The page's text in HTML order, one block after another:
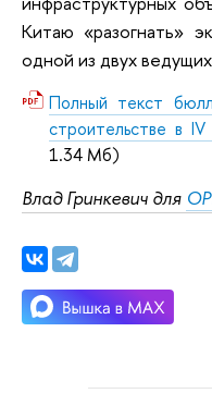
Китаю «разогнать»
одной из двух
Полный текст
строительстве в
1.34 Мб)
Влад Гринкевич для